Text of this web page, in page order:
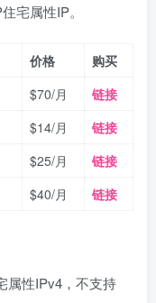
宅属性IP。
价格
购买
$70/月
链接
$14/月
链接
$25/月
链接
$40/月 链接
属性IPv4，不支持